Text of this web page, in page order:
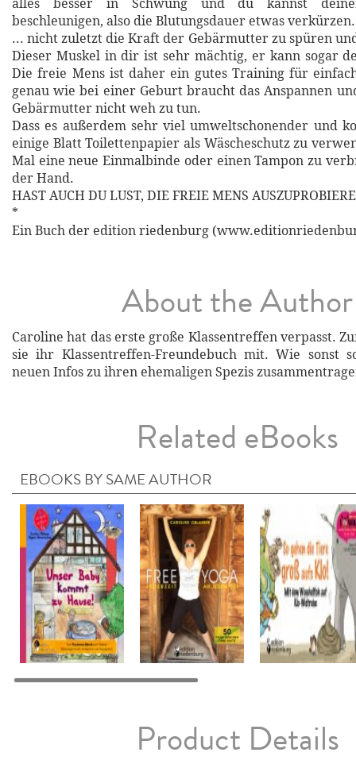
beschleunigen, also die Blutungsdauer etwas verkürzen.
... nicht zuletzt die Kraft der Gebärmutter zu spüren
Dieser Muskel in dir ist sehr mächtig, er kann sogar
Die freie Mens ist daher ein gutes Training für
genau wie bei einer Geburt braucht das Anspannen
Gebärmutter nicht weh zu tun.
Dass es außerdem sehr viel umweltschonender und
einige Blatt Toilettenpapier als Wäscheschutz zu
Mal eine neue Einmalbinde oder einen Tampon zu
der Hand.
HAST AUCH DU LUST, DIE FREIE MENS
*
Ein Buch der edition riedenburg
About the Author
Caroline hat das erste große Klassentreffen verpasst.
sie ihr Klassentreffen-Freundebuch mit. Wie sonst
neuen Infos zu ihren ehemaligen Spezis
Related eBooks
EBOOKS BY SAME AUTHOR
Product Details